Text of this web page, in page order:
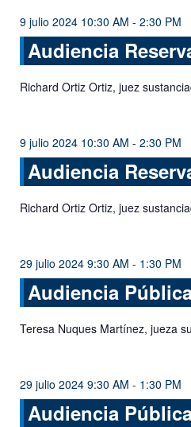
9 julio 2024 10:30 AM - 2:30 PM
Audiencia
Richard Ortiz Ortiz, juez
9 julio 2024 10:30 AM - 2:30 PM
Audiencia
Richard Ortiz Ortiz, juez
29 julio 2024 9:30 AM - 1:30 PM
Audiencia
Teresa Nuques Martínez, jueza
29 julio 2024 9:30 AM - 1:30 PM
Audiencia